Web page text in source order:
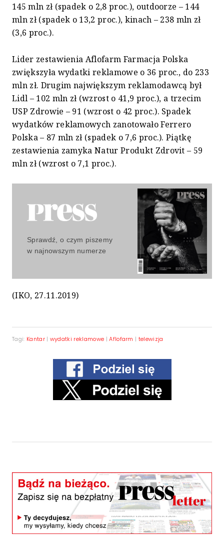
145 mln zł (spadek o 2,8 proc.), outdoorze – 144
mln zł (spadek o 13,2 proc.), kinach – 238 mln zł
(3,6 proc.).
Lider zestawienia Aflofarm Farmacja Polska
zwiększyła wydatki reklamowe o 36 proc., do 233
mln zł. Drugim największym reklamodawcą był
Lidl – 102 mln zł (wzrost o 41,9 proc.), a trzecim
USP Zdrowie – 91 (wzrost o 42 proc.). Spadek
wydatków reklamowych zanotowało Ferrero
Polska – 87 mln zł (spadek o 7,6 proc.). Piątkę
zestawienia zamyka Natur Produkt Zdrovit – 59
mln zł (wzrost o 7,1 proc.).
Sprawdź, o czym piszemy
w najnowszym numerze
(IKO, 27.11.2019)
Tagi: Kantar| wydatki reklamowe |Aflofarm | telewizja